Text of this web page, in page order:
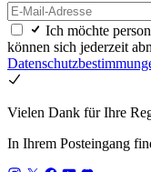
Ich möchte
können sich jederzeit
Vielen Dank für Ihre
In Ihrem Posteingang